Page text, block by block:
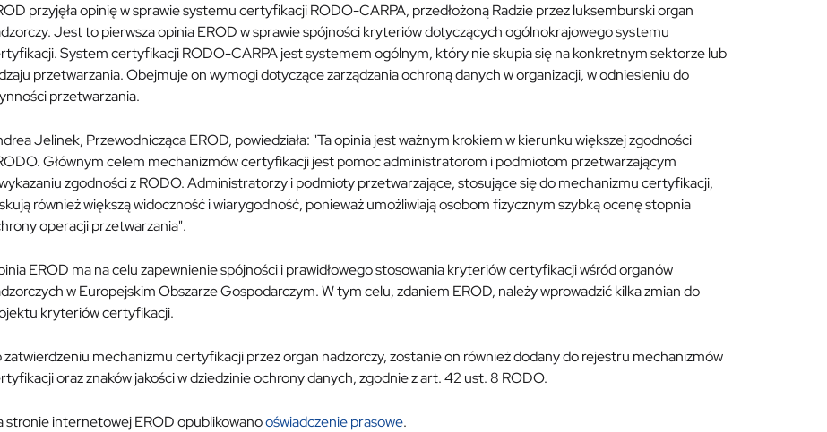
przyjęła opinię w sprawie systemu certyfikacji RODO-CARPA, przedłożoną Radzie przez luksemburski organ
Jest to pierwsza opinia EROD w sprawie spójności kryteriów dotyczących ogólnokrajowego systemu
System certyfikacji RODO-CARPA jest systemem ogólnym, który nie skupia się na konkretnym sektorze lub
przetwarzania. Obejmuje on wymogi dotyczące zarządzania ochroną danych w organizacji, w odniesieniu do
przetwarzania.
Jelinek, Przewodnicząca EROD, powiedziała: "Ta opinia jest ważnym krokiem w kierunku większej zgodności
Głównym celem mechanizmów certyfikacji jest pomoc administratorom i podmiotom przetwarzającym
zgodności z RODO. Administratorzy i podmioty przetwarzające, stosujące się do mechanizmu certyfikacji,
również większą widoczność i wiarygodność, ponieważ umożliwiają osobom fizycznym szybką ocenę stopnia
operacji przetwarzania".
EROD ma na celu zapewnienie spójności i prawidłowego stosowania kryteriów certyfikacji wśród organów
w Europejskim Obszarze Gospodarczym. W tym celu, zdaniem EROD, należy wprowadzić kilka zmian do
kryteriów certyfikacji.
zatwierdzeniu mechanizmu certyfikacji przez organ nadzorczy, zostanie on również dodany do rejestru mechanizmów
oraz znaków jakości w dziedzinie ochrony danych, zgodnie z art. 42 ust. 8 RODO.
stronie internetowej EROD opublikowanooświadczenie prasowe.